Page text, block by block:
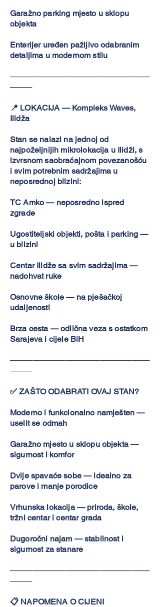
Garažno parking mjesto u sklopu
objekta
Enterijer uređen pažljivo odabranim
detaljima u modernom stilu
─────────────────────────
────
📍 LOKACIJA — Kompleks Waves,
Ilidža
Stan se nalazi na jednoj od
najpoželjnijih mikrolokacija u Ilidži, s
izvrsnom saobraćajnom povezanošću
i svim potrebnim sadržajima u
neposrednoj blizini:
TC Amko — neposredno ispred
zgrade
Ugostiteljski objekti, pošta i parking —
u blizini
Centar Ilidže sa svim sadržajima —
nadohvat ruke
Osnovne škole — na pješačkoj
udaljenosti
Brza cesta — odlična veza s ostatkom
Sarajeva i cijele BiH
─────────────────────────
────
✅ ZAŠTO ODABRATI OVAJ STAN?
Moderno i funkcionalno namješten —
uselit se odmah
Garažno mjesto u sklopu objekta —
sigurnost i komfor
Dvije spavaće sobe — idealno za
parove i manje porodice
Vrhunska lokacija — priroda, škole,
tržni centar i centar grada
Dugoročni najam — stabilnost i
sigurnost za stanare
─────────────────────────
────
📋 NAPOMENA O CIJENI